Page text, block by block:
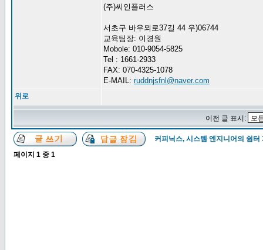
(주)씨인플러스
서초구 바우뫼로37길 44 우)06744
교육팀장: 이경원
Mobole: 010-9054-5825
Tel : 1661-2933
FAX: 070-4325-1078
E-MAIL: ruddnjsfnl@naver.com
위로
이전 글 표시:
커피닉스, 시스템 엔지니어의 쉼터
페이지 1 중 1